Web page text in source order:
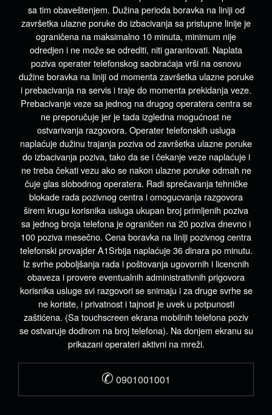
sa tim obaveštenjem. Dužina perioda boravka na liniji od
završetka ulazne poruke do izbacivanja sa pristupne linije je
ograničena na maksimalno 10 minuta, minimum nije
odredjen i ne može se odrediti, niti garantovati. Naplata
poziva operater telefonskog saobraćaja vrši na osnovu
dužine boravka na liniji od momenta završetka ulazne poruke
i prebacivanja na servis i traje do momenta prekidanja veze.
Prebacivanje veze sa jednog na drugog operatera centra se
ne preporučuje jer je tada izgledna mogućnost ne
ostvarivanja razgovora. Operater telefonskih usluga
naplaćuje dužinu trajanja poziva od završetka ulazne poruke
do izbacivanja poziva, tako da se i čekanje veze naplaćuje i
ne treba čekati vezu ako se nakon ulazne poruke odmah ne
čuje glas slobodnog operatera. Radi sprečavanja tehničke
blokade rada pozivnog centra i omogucvanja razgovora
širem krugu korisnika usluga ukupan broj primljenih poziva
sa jednog broja telefona je ograničen na 20 poziva dnevno i
100 poziva mesečno. Cena boravka na liniji pozivnog centra
telefonski provajder A1Srbija naplaćuje 36 dinara po minutu.
Iz svrhe poboljšanja rada i poštovanja ugovornih i licencnih
obaveza i provere eventualnih administrativnih prigovora
korisnika usluge svi razgovori se snimaju i za druge svrhe se
ne koriste, i privatnost i tajnost je uvek u potpunosti
zaštićena. (Sa touchscreen ekrana mobilnih telefona poziv
se ostvaruje dodirom na broj telefona). Na donjem ekranu su
prikazani operateri aktivni na mreži.
✆ 0901001001